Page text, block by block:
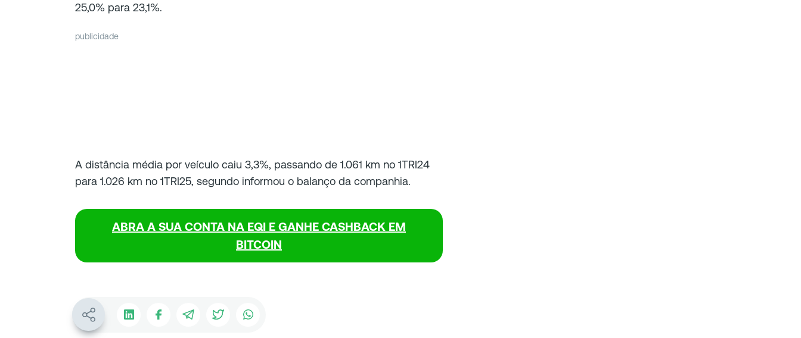
25,0% para 23,1%.
publicidade
A distância média por veículo caiu 3,3%, passando de 1.061 km no 1TRI24
para 1.026 km no 1TRI25, segundo informou o balanço da companhia.
ABRA A SUA CONTA NA EQI E GANHE CASHBACK EM
BITCOIN